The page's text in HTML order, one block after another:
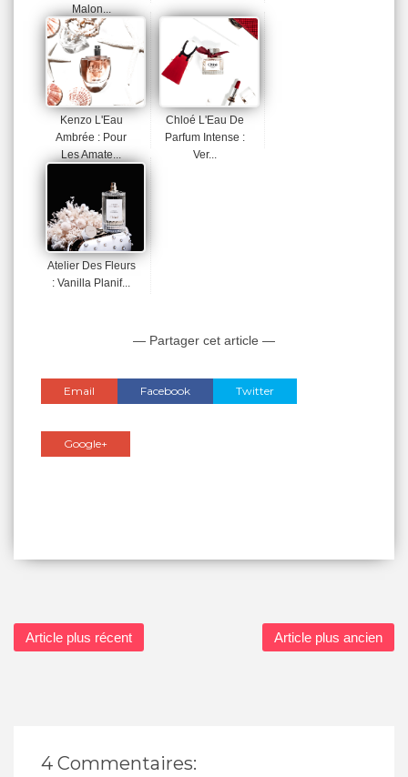
Malon...
Kenzo L'Eau
Ambrée : Pour
Les Amate...
Chloé L'Eau De
Parfum Intense :
Ver...
Atelier Des Fleurs
: Vanilla Planif...
— Partager cet article —
Email Facebook Twitter
Google+
Article plus récent Article plus ancien
4 Commentaires: